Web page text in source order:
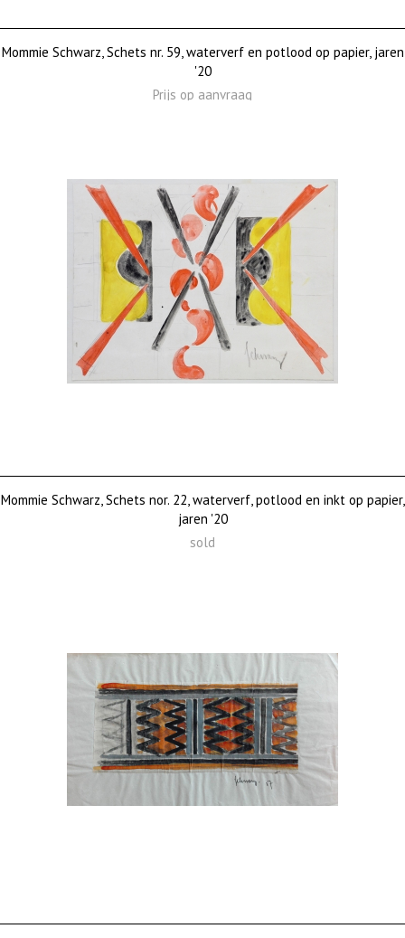
Mommie Schwarz, Schets nr. 59, waterverf en potlood op papier, jaren
'20
Prijs op aanvraag
Mommie Schwarz, Schets nor. 22, waterverf, potlood en inkt op papier,
jaren '20
sold